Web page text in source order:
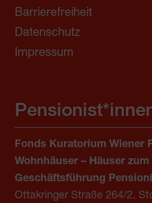
Barrierefreiheit
Datenschutz
Impressum
Fonds Kuratorium Wiener
Wohnhäuser – Häuser zum
Geschäftsführung
Ottakringer Straße 264/2.